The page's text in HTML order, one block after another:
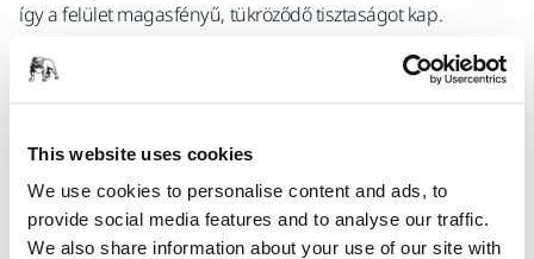
This website uses cookies
We use cookies to personalise content and ads, to
provide social media features and to analyse our traffic.
We also share information about your use of our site with
így a felület magasfényű, tükröződő tisztaságot kap.